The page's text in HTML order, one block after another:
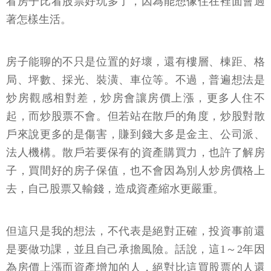
著怎樣生活。
房子能聊的不只是位置的好壞，還有樓層、棟距、格
局、坪數、採光、裝潢、車位等。不過，普遍想法是
炒房觀感相對差，炒房會讓房價上漲，更多人住不
起，而炒股票不會。但若站在散戶的角度，炒股對散
戶來說更多的是傷害，賺到錢大多是金主、公司派、
法人機構。散戶若要保有的資產購買力，也許了解房
子，買間好的房子保值，也不會因為別人炒房價格上
去，自己股票又輸錢，造成資產縮水更嚴重。
但這只是我的想法，不代表是絕對正確，投資事前還
是要做功課，並且自己承擔風險。話說，這1～2年因
為房價上漲而資產增加的人，絕對比這買股票的人還